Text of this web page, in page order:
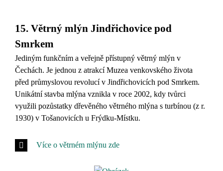
15. Větrný mlýn Jindřichovice pod
Smrkem
Jediným funkčním a veřejně přístupný větrný mlýn v
Čechách. Je jednou z atrakcí Muzea venkovského života
před průmyslovou revolucí v Jindřichovicích pod Smrkem.
Unikátní stavba mlýna vznikla v roce 2002, kdy tvůrci
využili pozůstatky dřevěného větrného mlýna s turbínou (z r.
1930) v Tošanovicích u Frýdku-Místku.
Více o větrném mlýnu zde